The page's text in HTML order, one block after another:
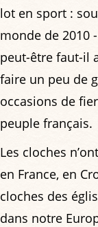
lot en sport :
monde de 2010
peut-être faut-il
faire un peu de
occasions de
peuple français.
Les cloches
en France, en
cloches des
dans notre